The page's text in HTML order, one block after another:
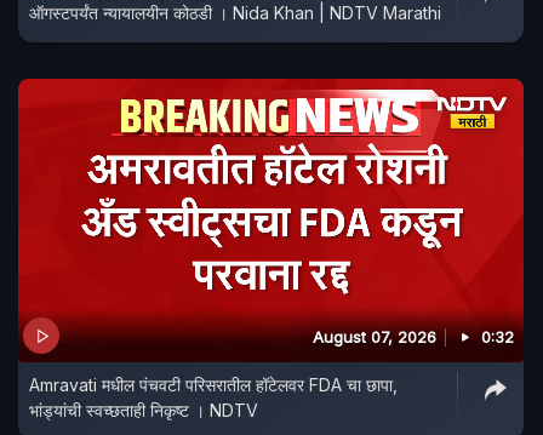
ऑगस्टपर्यंत न्यायालयीन कोठडी । Nida Khan | NDTV Marathi
August 07, 2026 0:32
Amravati मधील पंचवटी परिसरातील हॉटेलवर FDA चा छापा,
भांड्यांची स्वच्छताही निकृष्ट । NDTV